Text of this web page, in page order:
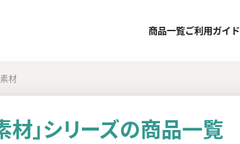
商品一覧ご利用ガイド
材
素材」シリーズの商品一覧